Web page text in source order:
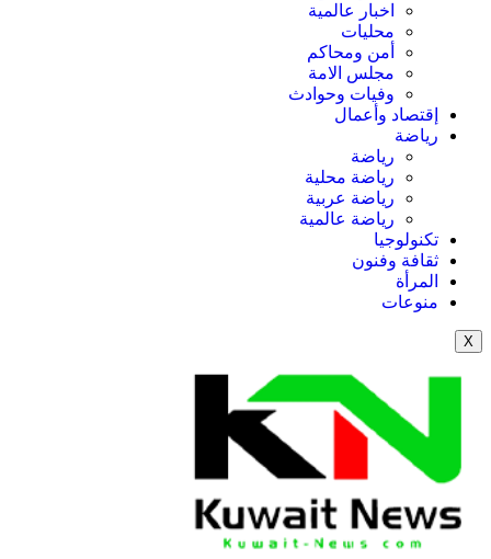
اخبار عالمية
محليات
أمن ومحاكم
مجلس الامة
وفيات وحوادث
إقتصاد وأعمال
رياضة
رياضة
رياضة محلية
رياضة عربية
رياضة عالمية
تكنولوجيا
ثقافة وفنون
المرأة
منوعات
X
NE
News Elementor